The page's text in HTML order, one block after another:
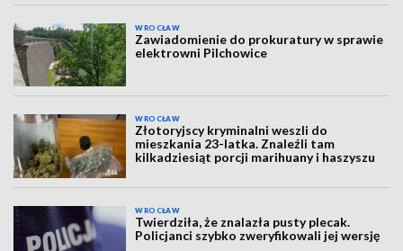
WROCŁAW
Zawiadomienie do prokuratury w sprawie
elektrowni Pilchowice
WROCŁAW
Złotoryjscy kryminalni weszli do
mieszkania 23-latka. Znaleźli tam
kilkadziesiąt porcji marihuany i haszyszu
WROCŁAW
Twierdziła, że znalazła pusty plecak.
Policjanci szybko zweryfikowali jej wersję